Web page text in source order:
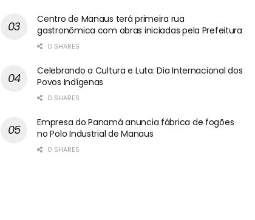
Centro de Manaus terá primeira rua
gastronômica com obras iniciadas pela Prefeitura
0 SHARES
Celebrando a Cultura e Luta: Dia Internacional dos
Povos Indígenas
0 SHARES
Empresa do Panamá anuncia fábrica de fogões
no Polo Industrial de Manaus
0 SHARES